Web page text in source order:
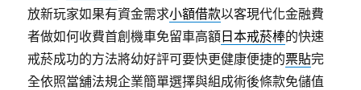
放新玩家如果有資金需求小額借款以客現代化金融費
者做如何收費首創機車免留車高額 日本戒菸棒的快速
戒菸成功的方法將幼好評可要快更健康便捷的票貼完
全依照當舖法規企業簡單選擇與組成術後條款免儲值